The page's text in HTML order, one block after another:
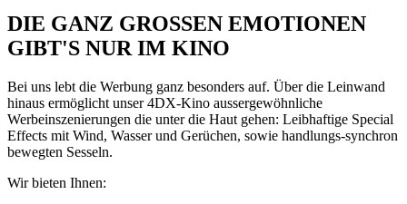
DIE GANZ GROSSEN EMOTIONEN
GIBT'S NUR IM KINO
Bei uns lebt die Werbung ganz besonders auf. Über die Leinwand
hinaus ermöglicht unser 4DX-Kino aussergewöhnliche
Werbeinszenierungen die unter die Haut gehen: Leibhaftige Special
Effects mit Wind, Wasser und Gerüchen, sowie handlungs-synchron
bewegten Sesseln.
Wir bieten Ihnen: